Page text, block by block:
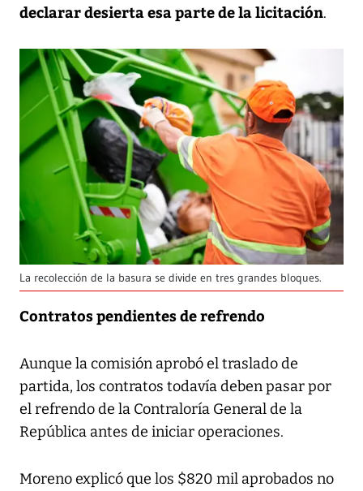
declarar desierta esa parte de la licitación.
La recolección de la basura se divide en tres grandes bloques.
Contratos pendientes de refrendo
Aunque la comisión aprobó el traslado de
partida, los contratos todavía deben pasar por
el refrendo de la Contraloría General de la
República antes de iniciar operaciones.
Moreno explicó que los $820 mil aprobados no